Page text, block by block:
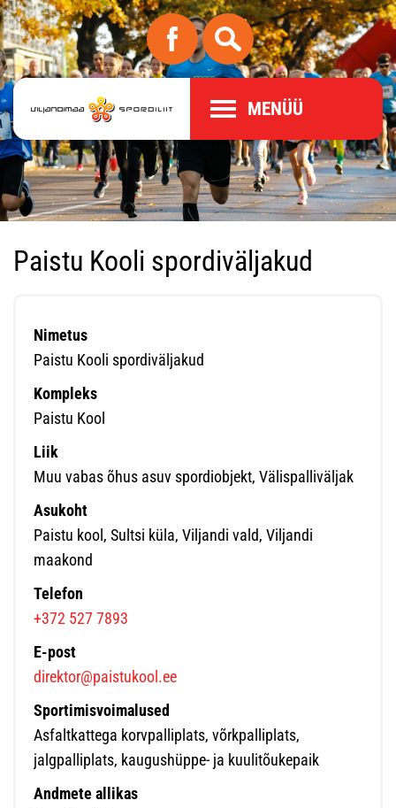
MENÜÜ
Paistu Kooli spordiväljakud
Nimetus
Paistu Kooli spordiväljakud
Kompleks
Paistu Kool
Liik
Muu vabas õhus asuv spordiobjekt, Välispalliväljak
Asukoht
Paistu kool, Sultsi küla, Viljandi vald, Viljandi
maakond
Telefon
+372 527 7893
E-post
direktor@paistukool.ee
Sportimisvoimalused
Asfaltkattega korvpalliplats, võrkpalliplats,
jalgpalliplats, kaugushüppe- ja kuulitõukepaik
Andmete allikas